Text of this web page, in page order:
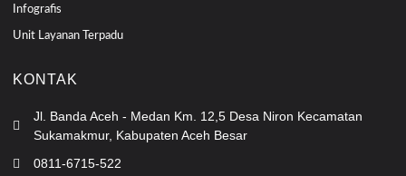
Infografis
Unit Layanan Terpadu
KONTAK
Jl. Banda Aceh - Medan Km. 12,5 Desa Niron Kecamatan
Sukamakmur, Kabupaten Aceh Besar
0811-6715-522